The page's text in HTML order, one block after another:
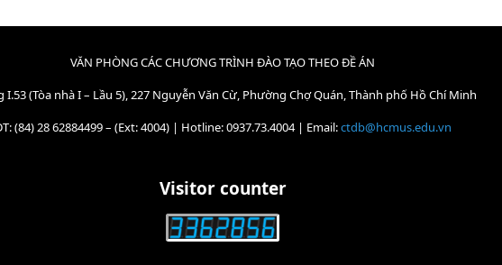
VĂN PHÒNG CÁC CHƯƠNG TRÌNH ĐÀO TẠO THEO ĐỀ ÁN
I.53 (Tòa nhà I – Lầu 5), 227 Nguyễn Văn Cừ, Phường Chợ Quán, Thành phố Hồ Chí Minh
(84) 28 62884499 – (Ext: 4004) | Hotline: 0937.73.4004 | Email:ctdb@hcmus.edu.vn
Visitor counter